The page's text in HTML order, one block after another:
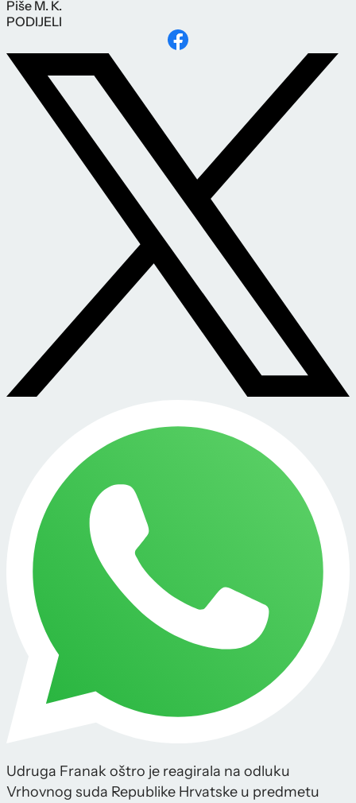
Piše M. K.
PODIJELI
Udruga Franak oštro je reagirala na odluku
Vrhovnog suda Republike Hrvatske u predmetu